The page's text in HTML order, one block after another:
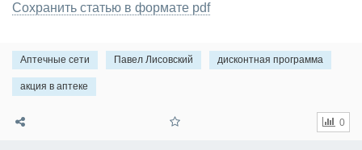
Сохранить статью в формате pdf
Аптечные сети Павел Лисовский дисконтная программа
акция в аптеке
0